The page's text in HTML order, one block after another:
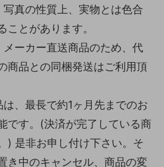
真の性質上、実物とは色合
ことがあります。
ーカー直送商品のため、代
商品との同梱発送はご利用頂
、最長で約1ヶ月先までのお
です。(決済が完了している商
) 是非お申し付け下さい。そ
き中のキャンセル、商品の変